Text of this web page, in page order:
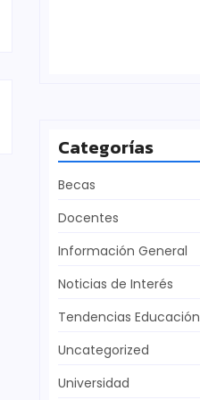
Categorías
Becas
Docentes
Información General
Noticias de Interés
Tendencias Educación
Uncategorized
Universidad